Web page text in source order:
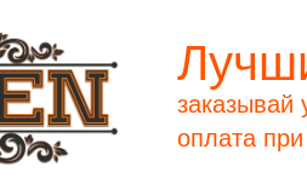
заказывай
оплата